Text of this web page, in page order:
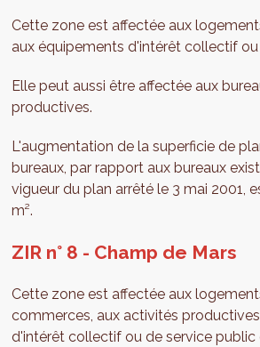
Cette zone est affectée aux
aux équipements d'intérêt collectif
Elle peut aussi être affectée aux
productives.
L'augmentation de la superficie de
bureaux, par rapport aux bureaux
vigueur du plan arrêté le 3 mai 2001,
m².
ZIR n° 8 - Champ de Mars
Cette zone est affectée aux
commerces, aux activités
d'intérêt collectif ou de service public